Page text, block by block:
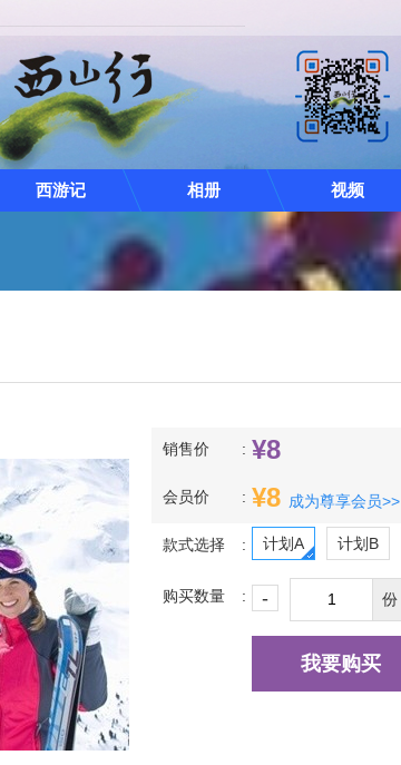
西游记 相册 视频
销售价 ¥8
会员价 ¥8 成为尊享会员>>
款式选择 计划A 计划B
购买数量 - 份
我要购买